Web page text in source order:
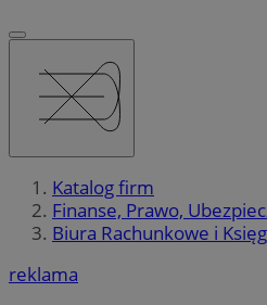
Katalog firm
Finanse, Prawo,
Biura Rachunkowe i
reklama